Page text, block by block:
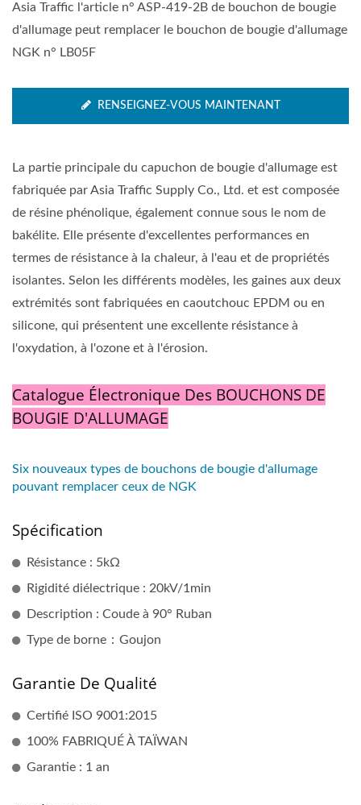
Asia Traffic l'article n° ASP-419-2B de bouchon de bougie
d'allumage peut remplacer le bouchon de bougie d'allumage
NGK n° LB05F
RENSEIGNEZ-VOUS MAINTENANT
La partie principale du capuchon de bougie d'allumage est
fabriquée par Asia Traffic Supply Co., Ltd. et est composée
de résine phénolique, également connue sous le nom de
bakélite. Elle présente d'excellentes performances en
termes de résistance à la chaleur, à l'eau et de propriétés
isolantes. Selon les différents modèles, les gaines aux deux
extrémités sont fabriquées en caoutchouc EPDM ou en
silicone, qui présentent une excellente résistance à
l'oxydation, à l'ozone et à l'érosion.
Catalogue Électronique Des BOUCHONS DE
BOUGIE D'ALLUMAGE
Six nouveaux types de bouchons de bougie d'allumage
pouvant remplacer ceux de NGK
Spécification
Résistance : 5kΩ
Rigidité diélectrique : 20kV/1min
Description : Coude à 90° Ruban
Type de borne：Goujon
Garantie De Qualité
Certifié ISO 9001:2015
100% FABRIQUÉ À TAÏWAN
Garantie : 1 an